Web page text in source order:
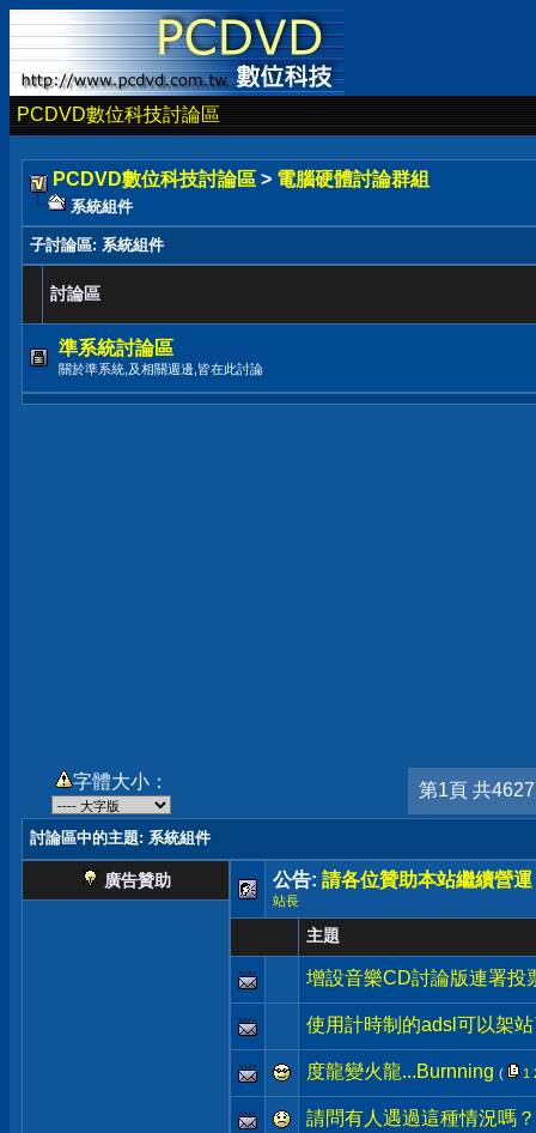
PCDVD數位科技討論區
PCDVD數位科技討論區 > 電腦硬體討論群組
系統組件
子討論區: 系統組件
討論區
準系統討論區
關於準系統,及相關週邊,皆在此討論
字體大小： 第1頁 共
討論區中的主題: 系統組件
廣告贊助 公告: 請各位贊助本站繼續營運
站長
主題
增設音樂CD討論版連署投
使用計時制的adsl可以架
度龍變火龍...Burnning ( 1
請問有人遇過這種情況嗎？